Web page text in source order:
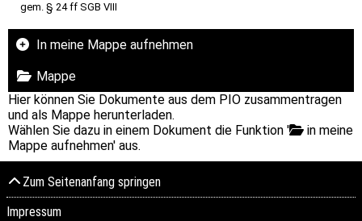
gem. § 24 ff SGB VIII
In meine Mappe aufnehmen
Mappe
Hier können Sie Dokumente aus dem PIO zusammentragen
und als Mappe herunterladen.
Wählen Sie dazu in einem Dokument die Funktion '
in meine
Mappe aufnehmen' aus.
Zum Seitenanfang springen
Impressum